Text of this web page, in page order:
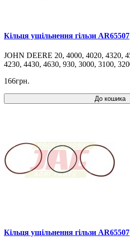
Кільця ущільнення гільзи AR65507
JOHN DEERE 20, 4000, 4020, 4320,
4230, 4430, 4630, 930, 3000, 3100,
166грн.
До кошика
Кільця ущільнення гільзи AR65507